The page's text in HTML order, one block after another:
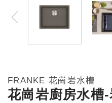
FRANKE 花崗岩水槽
花崗岩廚房水槽